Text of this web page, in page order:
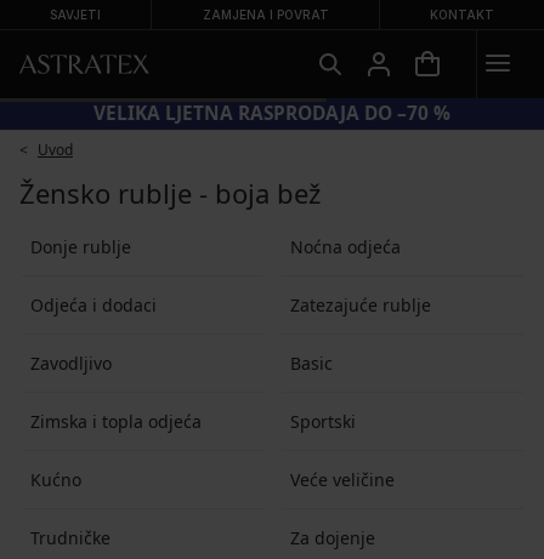
SAVJETI ZAMJENA I POVRAT KONTAKT
VELIKA LJETNA RASPRODAJA DO –70 %
Uvod
Žensko rublje - boja bež
Donje rublje Noćna odjeća
Odjeća i dodaci Zatezajuće rublje
Zavodljivo Basic
Zimska i topla odjeća Sportski
Kućno Veće veličine
Trudničke Za dojenje